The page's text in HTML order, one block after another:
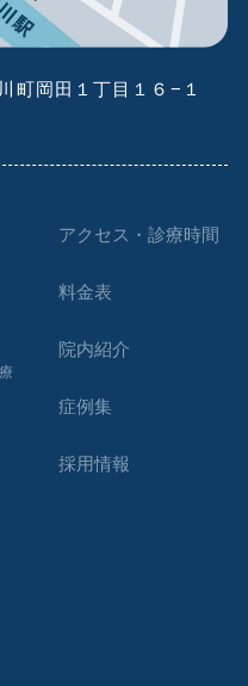
町岡田１丁目１６−１
アクセス・診療時間
料金表
院内紹介
症例集
採用情報